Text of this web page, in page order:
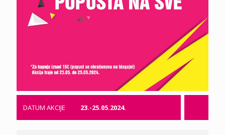
DATUM AKCIJE 23.-25.05.2024.